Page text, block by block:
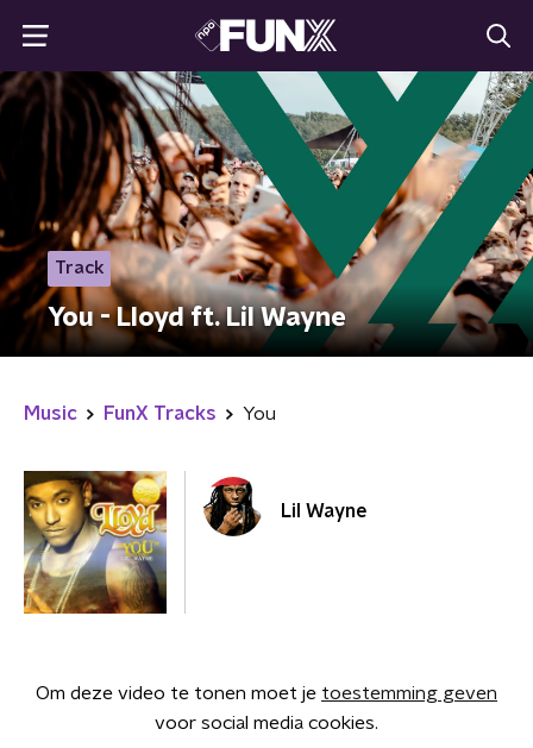
Track
You - Lloyd ft. Lil Wayne
Music FunX Tracks You
Lil Wayne
Om deze video te tonen moet je toestemming geven
voor social media cookies.